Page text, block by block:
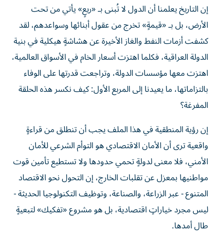
إن التاريخ يعلمنا أن الدول لا تُبنى بـ «ريعٍ» يأتي من تحت
الأرض، بل بـ «قيمةٍ» تخرج من عقول أبنائها وسواعدهم، لقد
كشفت أزمات النفط والغاز الأخيرة عن هشاشةٍ هيكلية في بنية
الدولة العراقية، فكلما اهتزت أسعار الخام في الأسواق العالمية،
اهتزت معها مؤسسات الدولة، وتراجعت قدرتها على الوفاء
بالتزاماتها، ما يعيدنا إلى المربع الأول: كيف نكسر هذه الحلقة
المفرغة؟
إن رؤية المنطقية في هذا الملف يجب أن تنطلق من قراءةٍ
واقعية ترى أن الأمان الاقتصادي هو التوأم الشرعي للأمان
الأمني، فلا معنى لدولةٍ تحمي حدودها ولا تستطيع تأمين قوت
مواطنيها بمعزل عن تقلبات الخارج، إن التحول نحو الاقتصاد
المتنوع - عبر الزراعة، والصناعة، وتوظيف التكنولوجيا الحديثة -
ليس مجرد خياراتٍ اقتصادية، بل هو مشروع «تفكيك» لتبعيةٍ
طال أمدها.